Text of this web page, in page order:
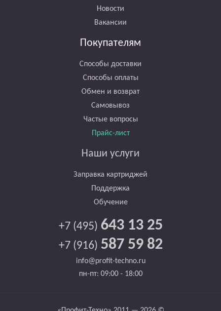
Новости
Вакансии
Покупателям
Способы доставки
Способы оплаты
Обмен и возврат
Самовывоз
Частые вопросы
Прайс-лист
Наши услуги
Заправка картриджей
Поддержка
Обучение
+7 (495) 643 13 25
+7 (916) 587 59 82
info@profit-techno.ru
пн-пт: 09:00 - 18:00